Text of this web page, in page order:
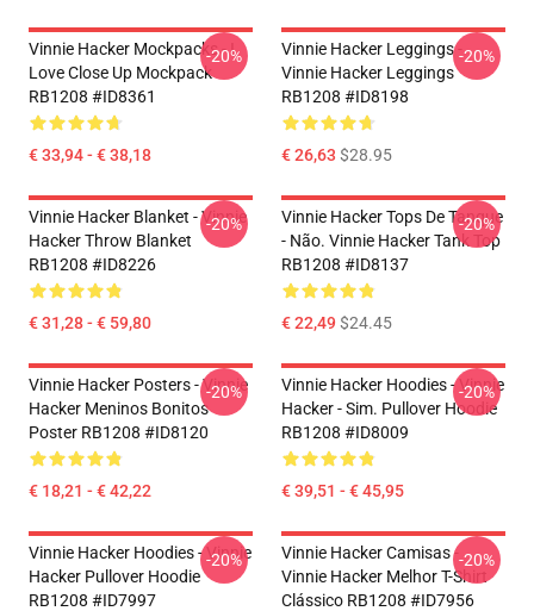
Vinnie Hacker Mockpacks - I
Love Close Up Mockpack
RB1208 #ID8361
€ 33,94 - € 38,18
-20%
Vinnie Hacker Leggings -
Vinnie Hacker Leggings
RB1208 #ID8198
€ 26,63 $28.95
-20%
Vinnie Hacker Blanket - Vinnie
Hacker Throw Blanket
RB1208 #ID8226
€ 31,28 - € 59,80
-20%
Vinnie Hacker Tops De Tanque
- Não. Vinnie Hacker Tank Top
RB1208 #ID8137
€ 22,49$24.45
-20%
Vinnie Hacker Posters - Vinnie
Hacker Meninos Bonitos
Poster RB1208 #ID8120
€ 18,21 - € 42,22
-20%
Vinnie Hacker Hoodies - Vinnie
Hacker - Sim. Pullover Hoodie
RB1208 #ID8009
€ 39,51 - € 45,95
-20%
Vinnie Hacker Hoodies - Vinnie
Hacker Pullover Hoodie
RB1208 #ID7997
-20%
Vinnie Hacker Camisas -
Vinnie Hacker Melhor T-Shirt
Clássico RB1208 #ID7956
-20%